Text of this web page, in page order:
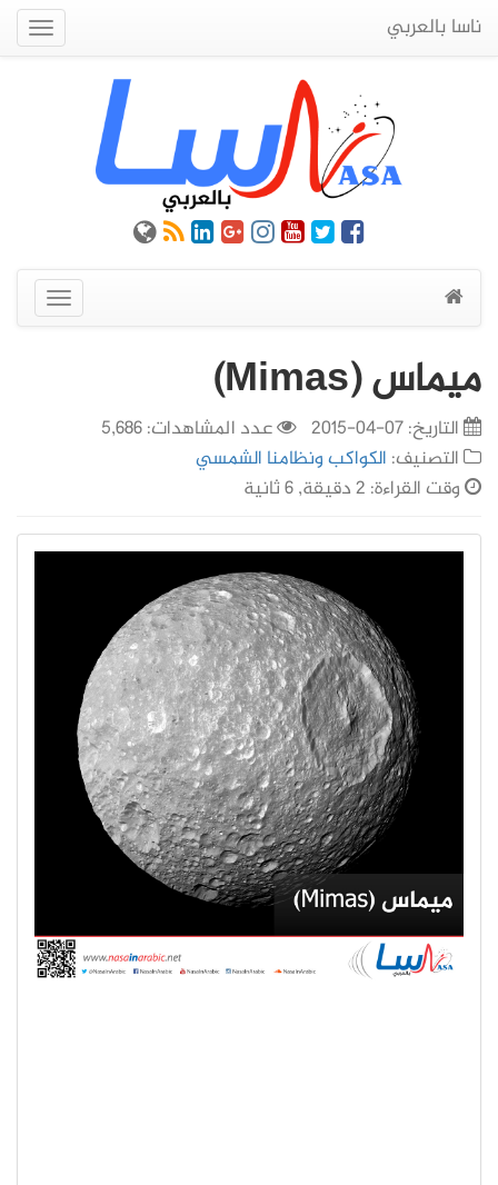
ناسا بالعربي
عرض
القائمة
ميماس (Mimas)
التاريخ:07-04-2015
عدد المشاهدات: 5,686
التصنيف: الكواكب ونظامنا الشمسي
وقت القراءة: 2 دقيقة, 6 ثانية